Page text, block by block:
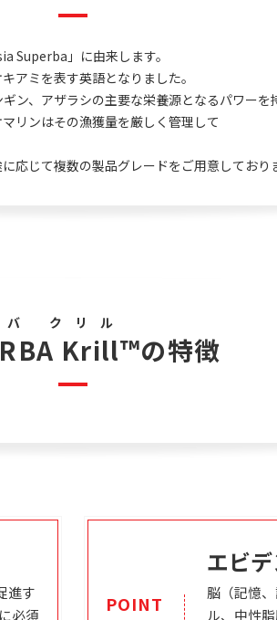
Superba」に由来します。
アミを表す英語となりました。
ン、アザラシの主要な栄養源となるパワーを
リンはその漁獲量を厳しく管理して
応じて複数の製品グレードをご用意しており
Krill
バ クリル
™の特徴
進す
必須
POINT
エビ
脳（記憶
ル、中性